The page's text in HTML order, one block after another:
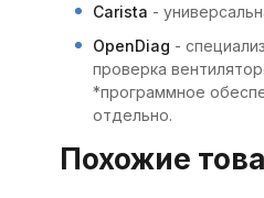
Carista -
OpenDiag -
проверка
*программное
отдельно.
Похожие